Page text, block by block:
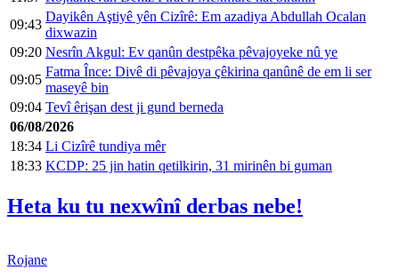
09:43
Dayikên Aştiyê yên Cizîrê: Em azadiya Abdullah Ocalan
dixwazin
09:20 Nesrîn Akgul: Ev qanûn destpêka pêvajoyeke nû ye
09:05
Fatma Înce: Divê di pêvajoya çêkirina qanûnê de em li ser
maseyê bin
09:04 Tevî êrişan dest ji gund berneda
06/08/2026
18:34 Li Cizîrê tundiya mêr
18:33 KCDP: 25 jin hatin qetilkirin, 31 mirinên bi guman
Heta ku tu nexwînî derbas nebe!
Rojane